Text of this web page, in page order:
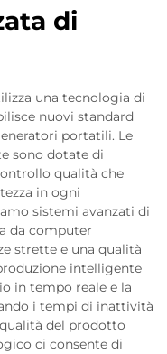
di
una tecnologia di
nuovi standard
portatili. Le
sono dotate di
qualità che
in ogni
sistemi avanzati di
da computer
strette e una qualità
intelligente
in tempo reale e la
i tempi di inattività
del prodotto
ci consente di